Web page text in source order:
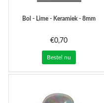
Bol - Lime - Keramiek - 8mm
€0,70
Bestel nu